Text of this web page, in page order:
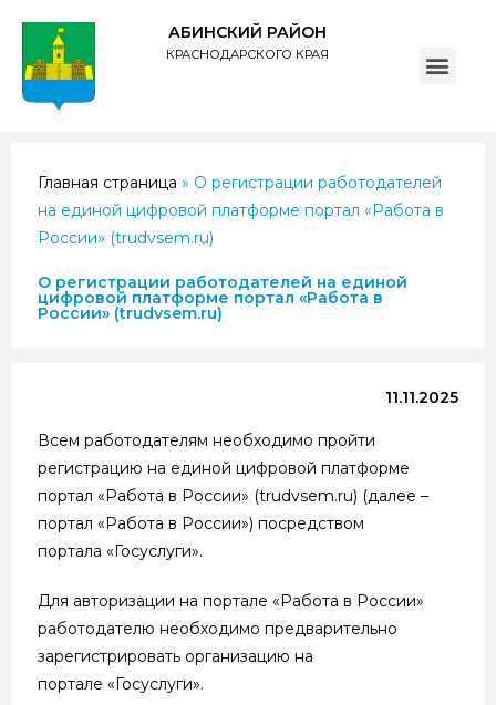
АБИНСКИЙ РАЙОН
КРАСНОДАРСКОГО КРАЯ
Главная страница » О регистрации работодателей
на единой цифровой платформе портал «Работа в
России» (trudvsem.ru)
О регистрации работодателей на единой
цифровой платформе портал «Работа в
России» (trudvsem.ru)
11.11.2025
Всем работодателям необходимо пройти
регистрацию на единой цифровой платформе
портал «Работа в России» (trudvsem.ru) (далее –
портал «Работа в России») посредством
портала «Госуслуги».
Для авторизации на портале «Работа в России»
работодателю необходимо предварительно
зарегистрировать организацию на
портале «Госуслуги».